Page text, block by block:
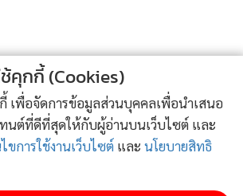
ว่าไม่อยากลดเกรด เพียงแต่ด้วยด้วย
คพลังประชารัฐมีเสียง ส.ส.เพิ่มขึ้น ทำให้
ษฐกิจคนใหม่ แม้วันนี้จะมีชื่อแคนดิเดต
ติดตาม MGR Online
ช้คุกกี้ (Cookies)
เพื่อจัดการข้อมูลส่วนบุคคลเพื่อนำเสนอ
นต์ที่ดีที่สุดให้กับผู้อ่านบนเว็บไซต์ และ
ขการใช้งานเว็บไซต์ และ นโยบายสิทธิ